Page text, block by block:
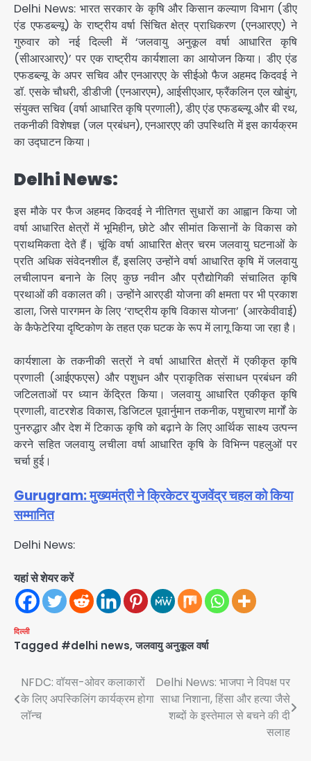
Delhi News: भारत सरकार के कृषि और किसान कल्याण विभाग (डीए
एंड एफडब्ल्यू) के राष्ट्रीय वर्षा सिंचित क्षेत्र प्राधिकरण (एनआरएए) ने
गुरुवार को नई दिल्ली में ‘जलवायु अनुकूल वर्षा आधारित कृषि
(सीआरआरए)’ पर एक राष्ट्रीय कार्यशाला का आयोजन किया। डीए एंड
एफडब्ल्यू के अपर सचिव और एनआरएए के सीईओ फैज अहमद किदवई ने
डॉ. एसके चौधरी, डीडीजी (एनआरएम), आईसीएआर, फ्रैंकलिन एल खोबुंग,
संयुक्त सचिव (वर्षा आधारित कृषि प्रणाली), डीए एंड एफडब्ल्यू और बी रथ,
तकनीकी विशेषज्ञ (जल प्रबंधन), एनआरएए की उपस्थिति में इस कार्यक्रम
का उद्घाटन किया।
Delhi News:
इस मौके पर फैज अहमद किदवई ने नीतिगत सुधारों का आह्वान किया जो
वर्षा आधारित क्षेत्रों में भूमिहीन, छोटे और सीमांत किसानों के विकास को
प्राथमिकता देते हैं। चूंकि वर्षा आधारित क्षेत्र चरम जलवायु घटनाओं के
प्रति अधिक संवेदनशील हैं, इसलिए उन्होंने वर्षा आधारित कृषि में जलवायु
लचीलापन बनाने के लिए कुछ नवीन और प्रौद्योगिकी संचालित कृषि
प्रथाओं की वकालत की। उन्होंने आरएडी योजना की क्षमता पर भी प्रकाश
डाला, जिसे पारगमन के लिए ‘राष्ट्रीय कृषि विकास योजना’ (आरकेवीवाई)
के कैफेटेरिया दृष्टिकोण के तहत एक घटक के रूप में लागू किया जा रहा है।
कार्यशाला के तकनीकी सत्रों ने वर्षा आधारित क्षेत्रों में एकीकृत कृषि
प्रणाली (आईएफएस) और पशुधन और प्राकृतिक संसाधन प्रबंधन की
जटिलताओं पर ध्यान केंद्रित किया। जलवायु आधारित एकीकृत कृषि
प्रणाली, वाटरशेड विकास, डिजिटल पूवार्नुमान तकनीक, पशुचारण मार्गों के
पुनरुद्धार और देश में टिकाऊ कृषि को बढ़ाने के लिए आर्थिक साक्ष्य उत्पन्न
करने सहित जलवायु लचीला वर्षा आधारित कृषि के विभिन्न पहलुओं पर
चर्चा हुई।
Gurugram: मुख्यमंत्री ने क्रिकेटर युजवेंद्र चहल को किया
सम्मानित
Delhi News:
यहां से शेयर करें
दिल्ली
Tagged #delhi news,जलवायु अनुकूल वर्षा
Post
navigation
NFDC: वॉयस-ओवर कलाकारों
के लिए अपस्किलिंग कार्यक्रम होगा
लॉन्च
Delhi News: भाजपा ने विपक्ष पर
साधा निशाना, हिंसा और हत्या जैसे
शब्दों के इस्तेमाल से बचने की दी
सलाह